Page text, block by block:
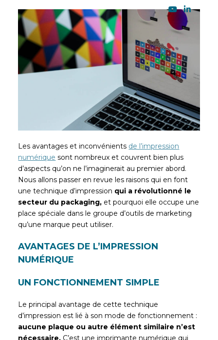
Les avantages et inconvénients de l’impression
numérique sont nombreux et couvrent bien plus
d’aspects qu’on ne l’imaginerait au premier abord.
Nous allons passer en revue les raisons qui en font
une technique d’impression qui a révolutionné le
secteur du packaging, et pourquoi elle occupe une
place spéciale dans le groupe d’outils de marketing
qu’une marque peut utiliser.
AVANTAGES DE L’IMPRESSION
NUMÉRIQUE
UN FONCTIONNEMENT SIMPLE
Le principal avantage de cette technique
d’impression est lié à son mode de fonctionnement :
aucune plaque ou autre élément similaire n’est
nécessaire. C’est une imprimante numérique qui